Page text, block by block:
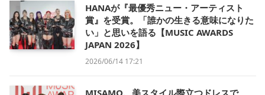
HANAが『最優秀ニュー・アーティスト
賞』を受賞。「誰かの生きる意味になりた
い」と思いを語る【MUSIC AWARDS
JAPAN 2026】
2026/06/14 17:21